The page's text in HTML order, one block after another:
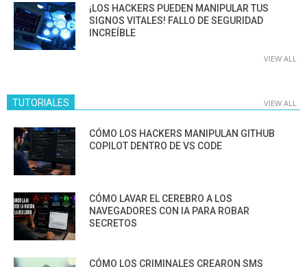
¡LOS HACKERS PUEDEN MANIPULAR TUS
SIGNOS VITALES! FALLO DE SEGURIDAD
INCREÍBLE
VIEW ALL
TUTORIALES VIEW ALL
CÓMO LOS HACKERS MANIPULAN GITHUB
COPILOT DENTRO DE VS CODE
CÓMO LAVAR EL CEREBRO A LOS
NAVEGADORES CON IA PARA ROBAR
SECRETOS
CÓMO LOS CRIMINALES CREARON SMS